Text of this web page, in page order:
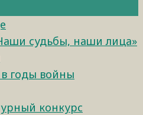
судьбы, наши лица»
годы войны
конкурс